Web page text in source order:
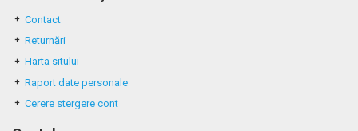
Contact
Returnări
Harta sitului
Raport date personale
Cerere stergere cont